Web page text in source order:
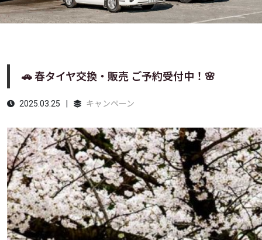
🚗 春タイヤ交換・販売 ご予約受付中！🌸
2025.03.25 キャンペーン